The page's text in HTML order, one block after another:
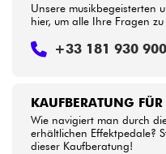
KAUFBERATUNG
Wie navigiert man durch
erhältlichen Effektpedale?
dieser Kaufberatung!
Unsere musikbegeisterten
hier, um alle Ihre Fragen
+33 181 930 900